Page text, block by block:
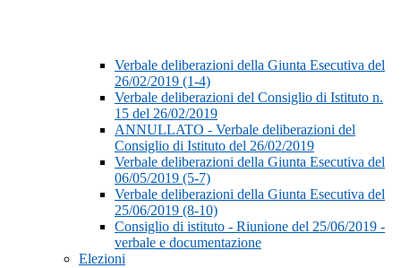
Verbale deliberazioni della Giunta Esecutiva del
26/02/2019 (1-4)
Verbale deliberazioni del Consiglio di Istituto n.
15 del 26/02/2019
ANNULLATO - Verbale deliberazioni del
Consiglio di Istituto del 26/02/2019
Verbale deliberazioni della Giunta Esecutiva del
06/05/2019 (5-7)
Verbale deliberazioni della Giunta Esecutiva del
25/06/2019 (8-10)
Consiglio di istituto - Riunione del 25/06/2019 -
verbale e documentazione
Elezioni